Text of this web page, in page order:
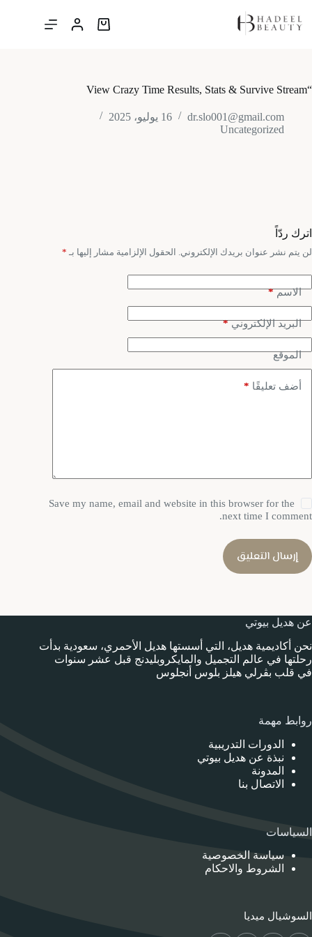
إلى
المحتوى
عربة
“View Crazy Time Results, Stats & Survive Stream
dr.slo001@gmail.com
16 يوليو، 2025
Uncategorized
اترك ردّاً
لن يتم نشر عنوان بريدك الإلكتروني. الحقول الإلزامية مشار إليها بـ *
الاسم*
البريد الإلكتروني*
الموقع
أضف تعليقًا *
Save my name, email and website in this browser for the
next time I comment.
إرسال التعليق
عن هديل بيوتي
نحن أكاديمية هديل، التي أسستها هديل الأحمري، سعودية بدأت
رحلتها في عالم التجميل والمايكروبليدنج قبل عشر سنوات
في قلب بڤرلي هيلز بلوس أنجلوس
روابط مهمة
الدورات التدريبية
نبذة عن هديل بيوتي
المدونة
الاتصال بنا
السياسات
سياسة الخصوصية
الشروط والاحكام
السوشيال ميديا